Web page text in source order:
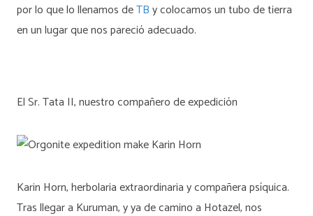
por lo que lo llenamos deTBy colocamos un tubo de tierra
en un lugar que nos pareció adecuado.
El Sr. Tata II, nuestro compañero de expedición
Karin Horn, herbolaria extraordinaria y compañera psíquica.
Tras llegar a Kuruman, y ya de camino a Hotazel, nos